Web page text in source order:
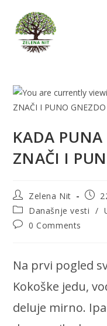
content
KADA
ZNAČI I
Post
author:
Zelena Nit
Post
Post
category:
Današnje vesti /
Post0 Comments
Na prvi pogled
Kokoške jedu,
deluje mirno.